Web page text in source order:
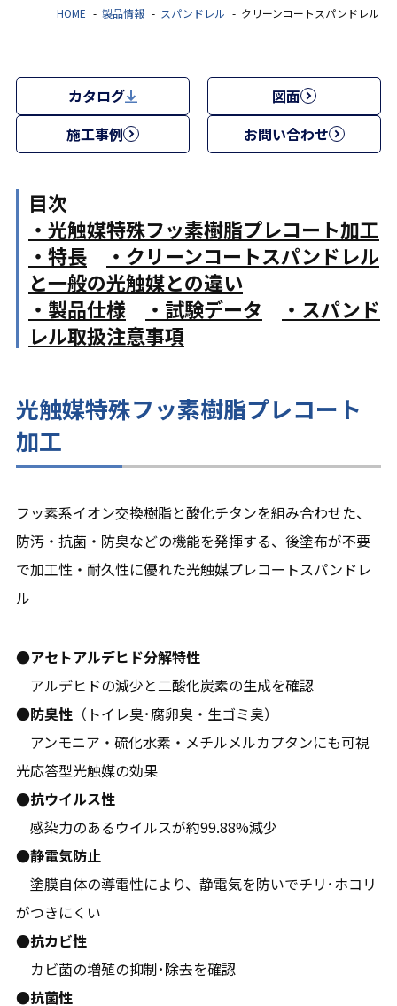
HOME 製品情報 スパンドレル クリーンコートスパンドレル
カタログ
図面
施工事例
お問い合わせ
目次
・光触媒特殊フッ素樹脂プレコート加工
・特長
・クリーンコートスパンドレル
と一般の光触媒との違い
・製品仕様
・試験データ
・スパンド
レル取扱注意事項
光触媒特殊フッ素樹脂プレコート
加工
フッ素系イオン交換樹脂と酸化チタンを組み合わせた、
防汚・抗菌・防臭などの機能を発揮する、後塗布が不要
で加工性・耐久性に優れた光触媒プレコートスパンドレ
ル
●アセトアルデヒド分解特性
アルデヒドの減少と二酸化炭素の生成を確認
●防臭性 （トイレ臭･腐卵臭・生ゴミ臭）
アンモニア・硫化水素・メチルメルカプタンにも可視
光応答型光触媒の効果
●抗ウイルス性
感染力のあるウイルスが約99.88%減少
●静電気防止
塗膜自体の導電性により、静電気を防いでチリ･ホコリ
がつきにくい
●抗カビ性
カビ菌の増殖の抑制･除去を確認
●抗菌性